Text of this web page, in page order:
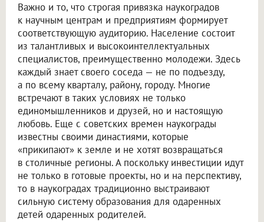
Важно и то, что строгая привязка наукоградов
к научным центрам и предприятиям формирует
соответствующую аудиторию. Население состоит
из талантливых и высокоинтеллектуальных
специалистов, преимущественно молодежи. Здесь
каждый знает своего соседа — не по подъезду,
а по всему кварталу, району, городу. Многие
встречают в таких условиях не только
единомышленников и друзей, но и настоящую
любовь. Еще с советских времен наукограды
известны своими династиями, которые
«прикипают» к земле и не хотят возвращаться
в столичные регионы. А поскольку инвестиции идут
не только в готовые проекты, но и на перспективу,
то в наукоградах традиционно выстраивают
сильную систему образования для одаренных
детей одаренных родителей.